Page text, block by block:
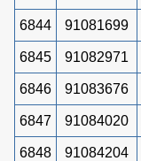
6844 91081699
6845 91082971
6846 91083676
6847 91084020
6848 91084204